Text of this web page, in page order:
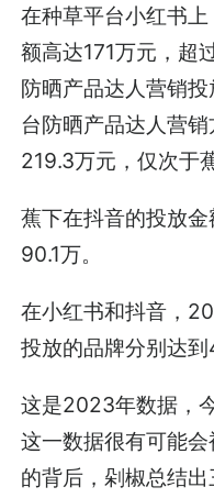
在种草平台小红书
额高达171万元，超
防晒产品达人营销
台防晒产品达人营
219.3万元，仅次于
蕉下在抖音的投放
90.1万。
在小红书和抖音，
投放的品牌分别达到
这是2023年数据，
这一数据很有可能
的背后，剁椒总结